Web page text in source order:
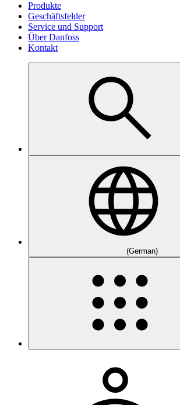
Produkte
Geschäftsfelder
Service und Support
Über Danfoss
Kontakt
(German)